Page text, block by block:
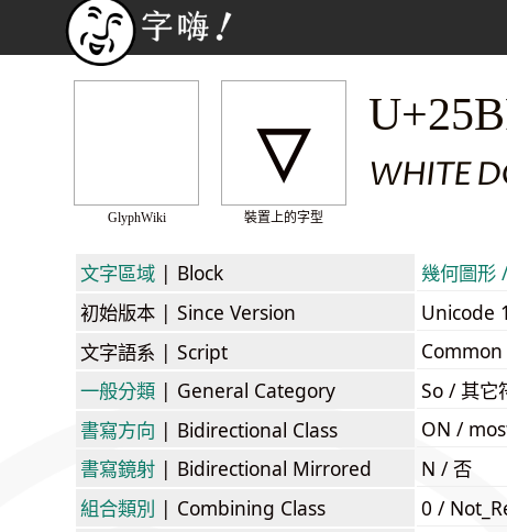
GlyphWiki
▿
裝置上的字型
WHITE
文字區域 | Block 幾何圖形
初始版本 | Since Version
Unicode
文字語系 | Script
Common
一般分類 | General Category
So / 其它
書寫方向 | Bidirectional Class
ON /
書寫鏡射 | Bidirectional Mirrored
N / 否
組合類別 | Combining Class
0 /